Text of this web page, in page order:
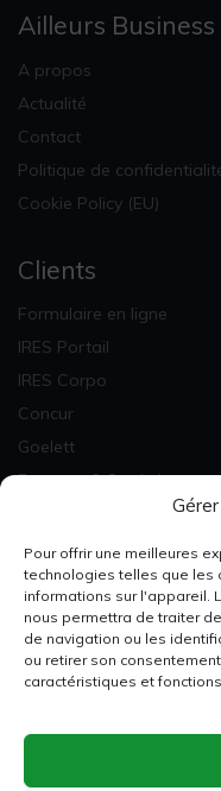
Pour offrir une meilleures
technologies telles que les
informations sur l'appareil.
nous permettra de traiter
de navigation ou les
ou retirer son
caractéristiques et
Ailleurs Business
A propos
Actualité
Contact
Politique de
Cookie Policy (EU)
Clients
Formulaire en ligne
IRES Portail
IRES Corpo
Concur
Goelett
Factures & Statistiques
Newsletter
Je m'inscris